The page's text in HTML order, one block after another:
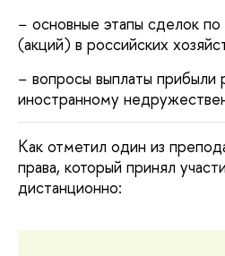
− основные этапы сделок
(акций) в российских
− вопросы выплаты прибыли
иностранному
Как отметил один из
права, который принял
дистанционно: